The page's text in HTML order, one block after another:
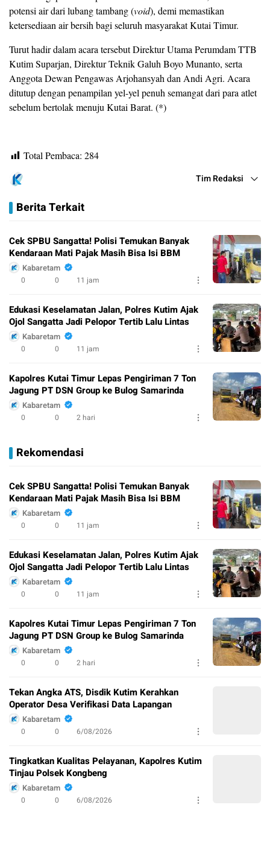
potensi air dari lubang tambang (void), demi memastikan
ketersediaan air bersih bagi seluruh masyarakat Kutai Timur.
Turut hadir dalam acara tersebut Direktur Utama Perumdam TTB
Kutim Suparjan, Direktur Teknik Galuh Boyo Munanto, serta
Anggota Dewan Pengawas Arjohansyah dan Andi Agri. Acara
ditutup dengan penampilan yel-yel penuh semangat dari para atlet
sebelum bertolak menuju Kutai Barat. (*)
Total Pembaca: 284
Tim Redaksi
Berita Terkait
Cek SPBU Sangatta! Polisi Temukan Banyak
Kendaraan Mati Pajak Masih Bisa Isi BBM
Kabaretam
0 0 11 jam
Edukasi Keselamatan Jalan, Polres Kutim Ajak
Ojol Sangatta Jadi Pelopor Tertib Lalu Lintas
Kabaretam
0 0 11 jam
Kapolres Kutai Timur Lepas Pengiriman 7 Ton
Jagung PT DSN Group ke Bulog Samarinda
Kabaretam
0 0 2 hari
Rekomendasi
Cek SPBU Sangatta! Polisi Temukan Banyak
Kendaraan Mati Pajak Masih Bisa Isi BBM
Kabaretam
0 0 11 jam
Edukasi Keselamatan Jalan, Polres Kutim Ajak
Ojol Sangatta Jadi Pelopor Tertib Lalu Lintas
Kabaretam
0 0 11 jam
Kapolres Kutai Timur Lepas Pengiriman 7 Ton
Jagung PT DSN Group ke Bulog Samarinda
Kabaretam
0 0 2 hari
Tekan Angka ATS, Disdik Kutim Kerahkan
Operator Desa Verifikasi Data Lapangan
Kabaretam
0 0 6/08/2026
Tingkatkan Kualitas Pelayanan, Kapolres Kutim
Tinjau Polsek Kongbeng
Kabaretam
0 0 6/08/2026